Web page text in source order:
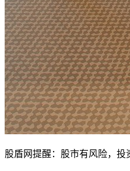
股盾网提醒：股市有风险，投